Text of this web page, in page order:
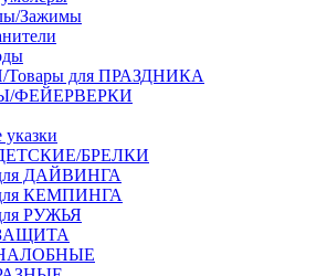
Зажимы
для ПРАЗДНИКА
ФЕЙЕРВЕРКИ
БРЕЛКИ
ДАЙВИНГА
КЕМПИНГА
РУЖЬЯ